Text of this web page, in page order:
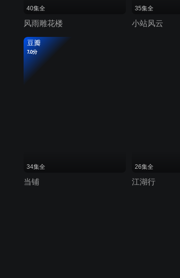
40集全
风雨雕花楼
35集全
小站风云
豆瓣
7.0分
34集全
当铺
26集全
江湖行